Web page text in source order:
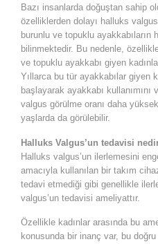
Bazı insanlarda doğuştan sahip
özelliklerden dolayı halluks
burunlu ve topuklu ayakkabıların
bilinmektedir. Bu nedenle,
ve topuklu ayakkabı giyen
Yıllarca bu tür ayakkabılar giyen
başlayarak ayakkabı
valgus görülme oranı daha
yaşlarda da görülebilir.
Halluks Valgus’un tedavisi
Halluks valgus’un ilerlemesini
amacıyla kullanılan bir takım
tedavi etmediği gibi genellikle
valgus’un tedavisi ameliyattır.
Özellikle kadınlar arasında bu
konusunda bir inanç var, bu